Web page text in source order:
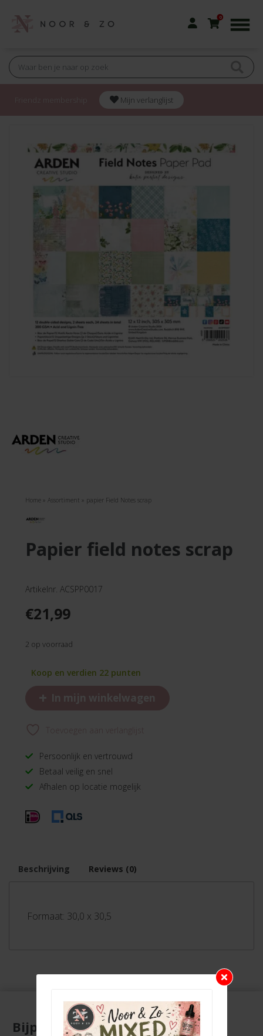
0
Mijn verlanglijst
Home » Assortiment » papier Field Notes scrap
papier field notes scrap
Artikelnr. ACSPP0017
€21,99
2 op voorraad
Koop en verdien 22 punten
+ In mijn winkelwagen
Persoonlijk en vertrouwd
Betaal veilig en snel
Afhalen op locatie mogelijk
Beschrijving Reviews (0)
Formaat: 30,0 x 30,5
Bijpassende producten